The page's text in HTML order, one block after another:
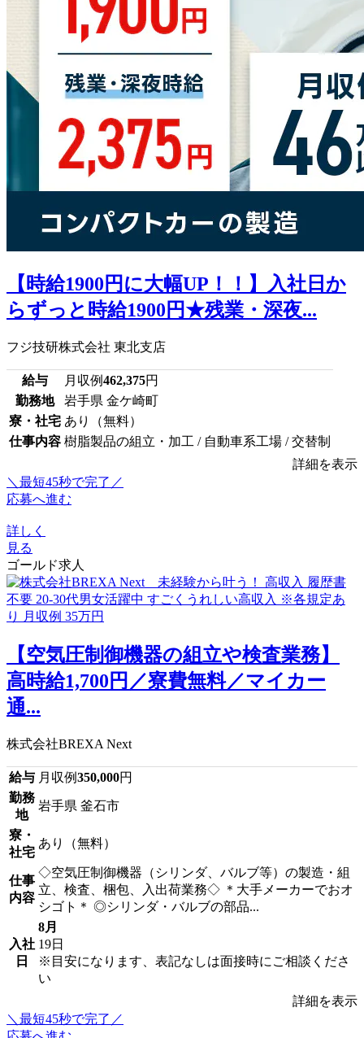
【時給1900円に大幅UP！！】入社日か
らずっと時給1900円★残業・深夜...
フジ技研株式会社 東北支店
給与 月収例462,375円
勤務地
岩手県 金ケ崎町
寮・社宅 あり（無料）
仕事内容 樹脂製品の組立・加工 / 自動車系工場 / 交替制
詳細を表示
＼最短45秒で完了／
応募へ進む
詳しく
見る
ゴールド求人
【空気圧制御機器の組立や検査業務】
高時給1,700円／寮費無料／マイカー
通...
株式会社BREXA Next
給与 月収例350,000円
勤務
地
岩手県 釜石市
寮・
社宅
あり（無料）
仕事
内容
◇空気圧制御機器（シリンダ、バルブ等）の製造・組
立、検査、梱包、入出荷業務◇ ＊大手メーカーでおオ
シゴト＊ ◎シリンダ・バルブの部品...
入社
日
8月
19日
※目安になります、表記なしは面接時にご相談くださ
い
詳細を表示
＼最短45秒で完了／